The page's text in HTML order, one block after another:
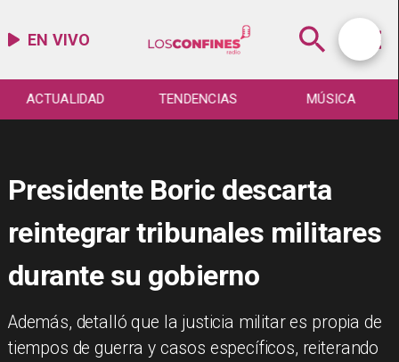
EN VIVO
ACTUALIDAD TENDENCIAS MÚSICA
Presidente Boric descarta
reintegrar tribunales militares
durante su gobierno
​Además, detalló que la justicia militar es propia de
tiempos de guerra y casos específicos, reiterando